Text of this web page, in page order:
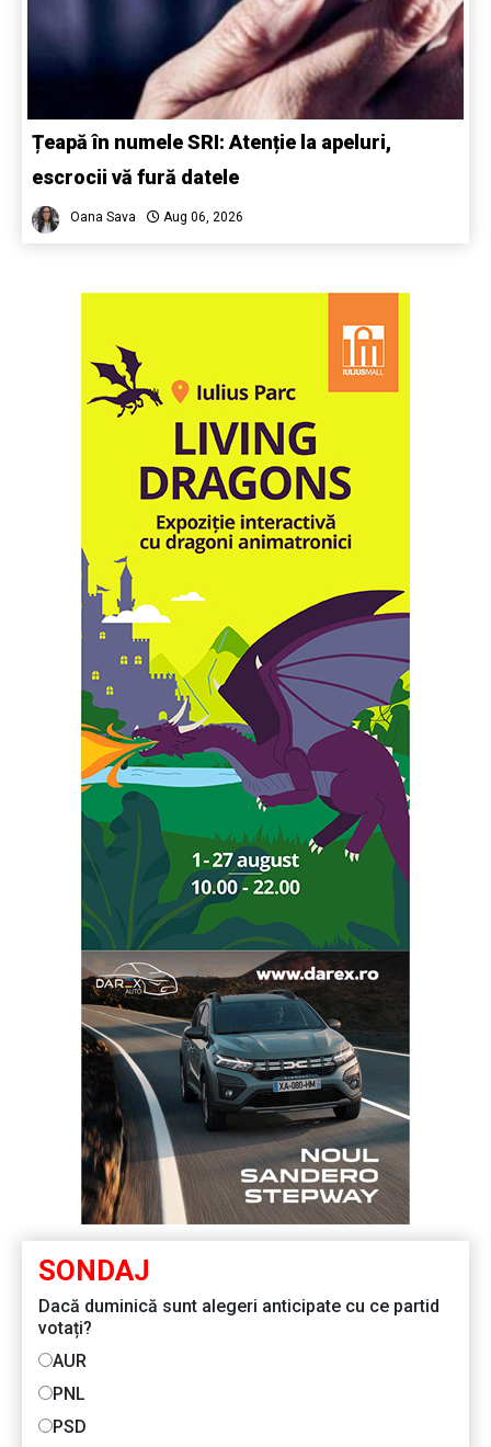
Țeapă în numele SRI: Atenție la apeluri,
escrocii vă fură datele
Oana Sava Aug 06, 2026
SONDAJ
Dacă duminică sunt alegeri anticipate cu ce partid
votați?
AUR
PNL
PSD